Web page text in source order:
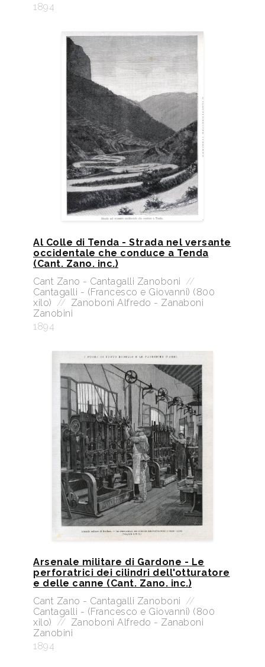
1894
Al Colle di Tenda - Strada nel versante
occidentale che conduce a Tenda
(Cant. Zano. inc.)
Cant Zano - Cantagalli Zanoboni //
Cantagalli - (Francesco e Giovanni) (800
xilo) // Zanoboni Alfredo - Zanaboni
Zanobini
1894
Arsenale militare di Gardone - Le
perforatrici dei cilindri dell'otturatore
e delle canne (Cant. Zano. inc.)
Cant Zano - Cantagalli Zanoboni //
Cantagalli - (Francesco e Giovanni) (800
xilo) // Zanoboni Alfredo - Zanaboni
Zanobini
1894